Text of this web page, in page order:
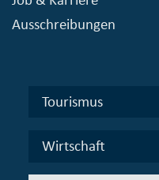
Ausschreibungen
Tourismus
Wirtschaft